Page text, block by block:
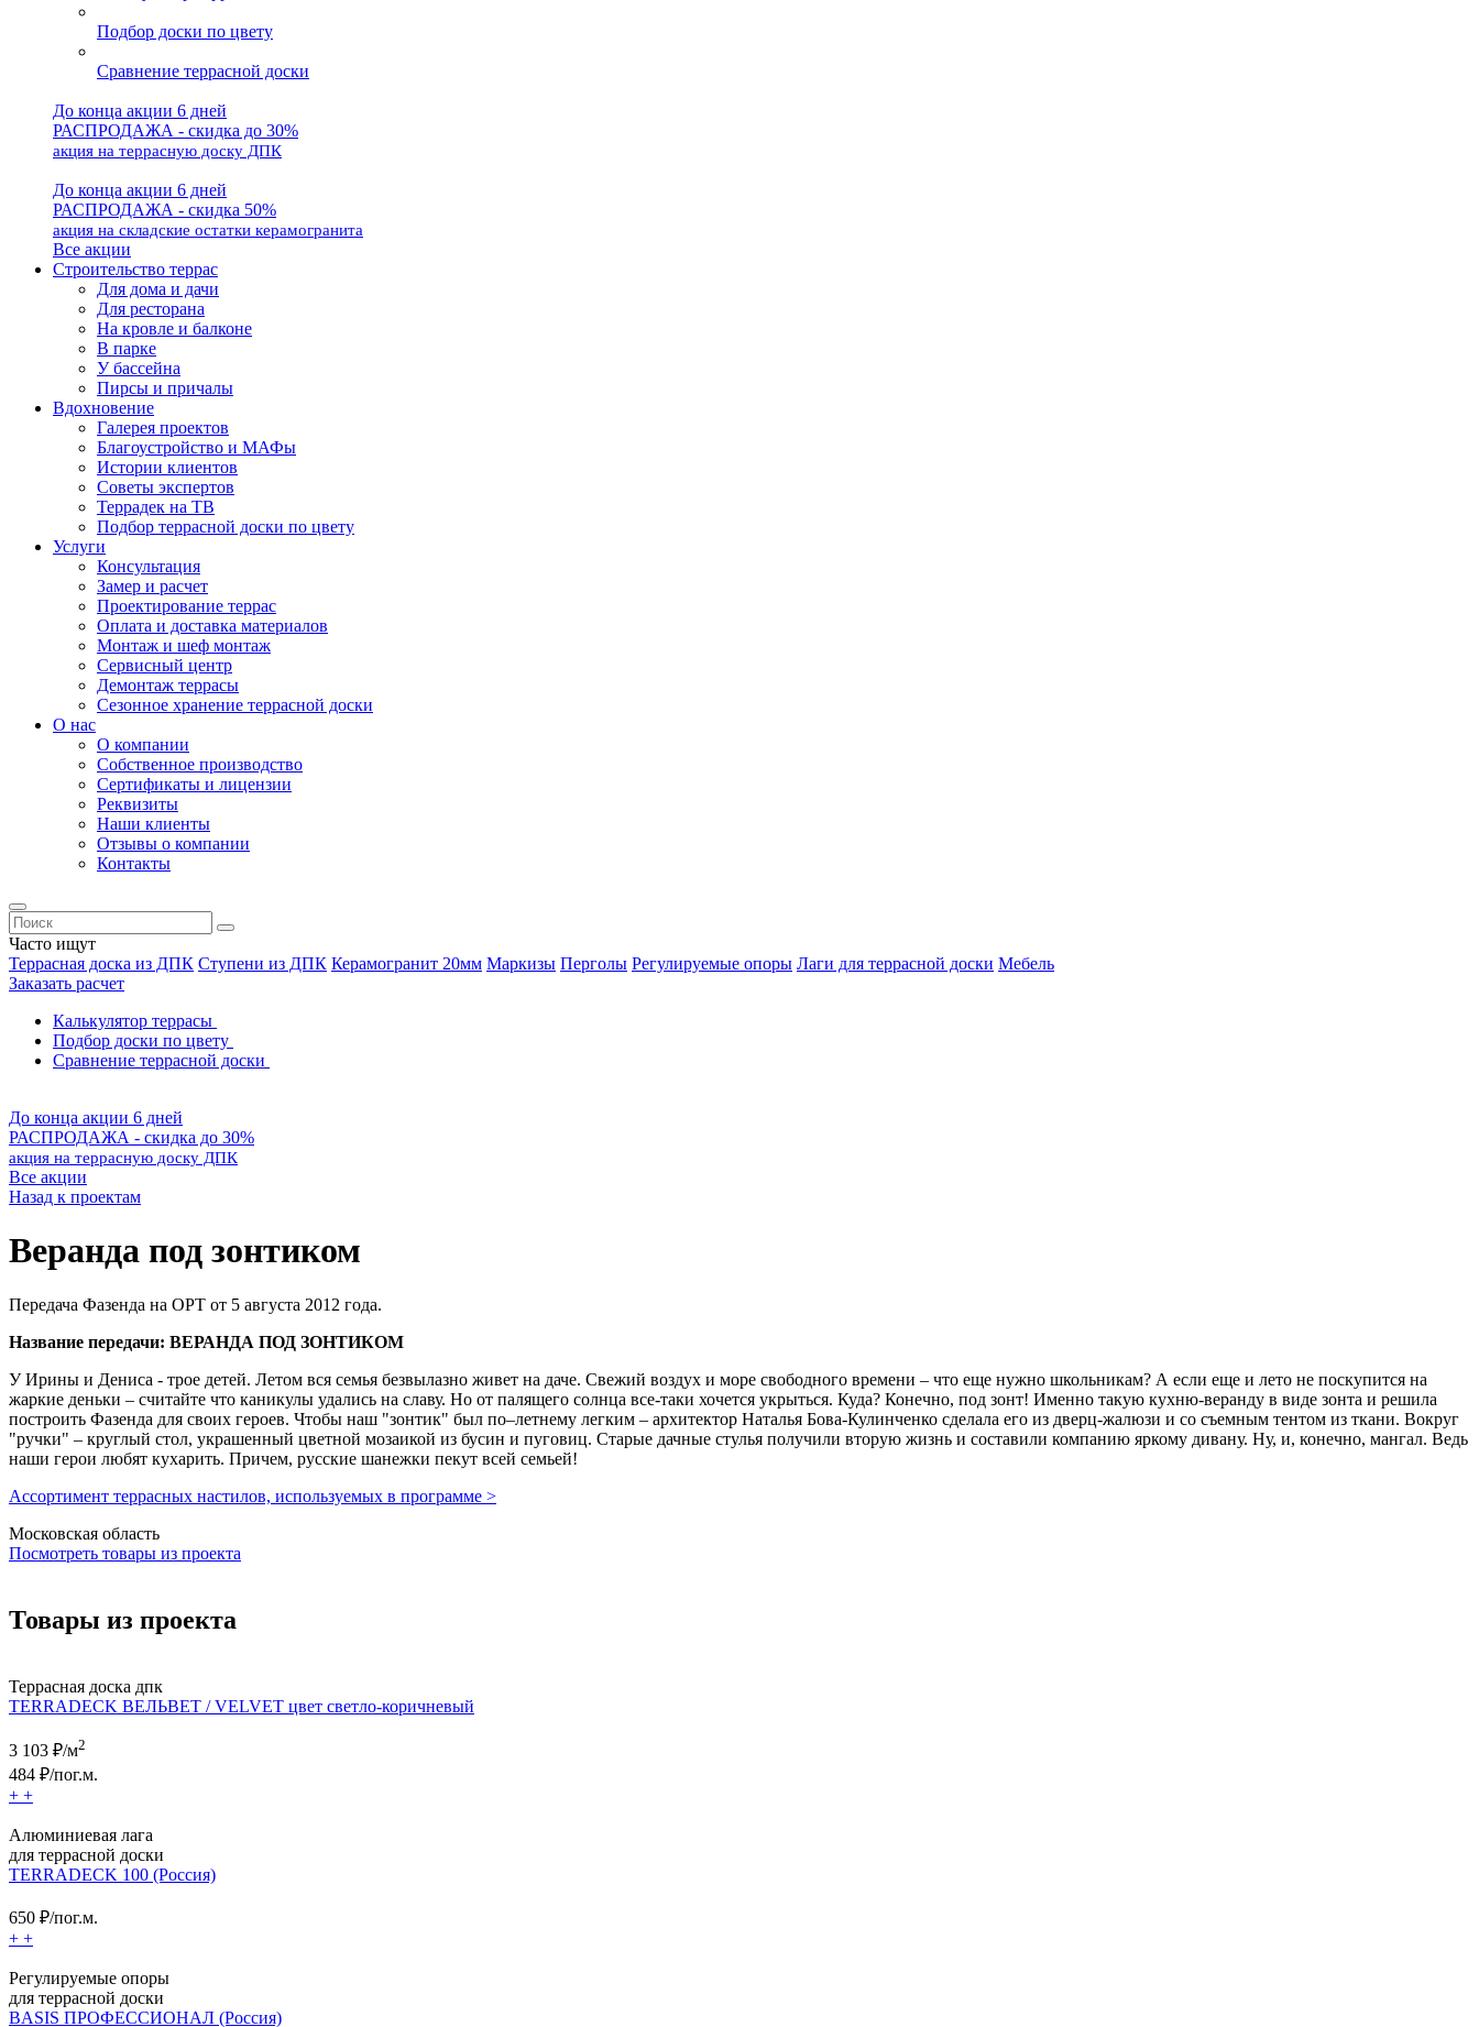
Подбор доски по цвету
Сравнение террасной доски
До конца акции 6 дней
РАСПРОДАЖА - скидка до 30%
акция на террасную доску ДПК
До конца акции 6 дней
РАСПРОДАЖА - скидка 50%
акция на складские остатки керамогранита
Все акции
Строительство террас
Для дома и дачи
Для ресторана
На кровле и балконе
В парке
У бассейна
Пирсы и причалы
Вдохновение
Галерея проектов
Благоустройство и МАФы
Истории клиентов
Советы экспертов
Террадек на ТВ
Подбор террасной доски по цвету
Услуги
Консультация
Замер и расчет
Проектирование террас
Оплата и доставка материалов
Монтаж и шеф монтаж
Сервисный центр
Демонтаж террасы
Сезонное хранение террасной доски
О нас
О компании
Собственное производство
Сертификаты и лицензии
Реквизиты
Наши клиенты
Отзывы о компании
Контакты
Часто ищут
Террасная доска из ДПК Ступени из ДПК Керамогранит 20мм Маркизы Перголы Регулируемые опоры Лаги для террасной доски Мебель
Заказать расчет
Калькулятор террасы
Подбор доски по цвету
Сравнение террасной доски
До конца акции 6 дней
РАСПРОДАЖА - скидка до 30%
акция на террасную доску ДПК
Все акции
Назад к проектам
Веранда под зонтиком
Передача Фазенда на ОРТ от 5 августа 2012 года.
Название передачи: ВЕРАНДА ПОД ЗОНТИКОМ
У Ирины и Дениса - трое детей. Летом вся семья безвылазно живет на даче. Свежий воздух и море свободного времени – что еще нужно школьникам? А если еще и лето не поскупится на
жаркие деньки – считайте что каникулы удались на славу. Но от палящего солнца все-таки хочется укрыться. Куда? Конечно, под зонт! Именно такую кухню-веранду в виде зонта и решила
построить Фазенда для своих героев. Чтобы наш "зонтик" был по–летнему легким – архитектор Наталья Бова-Кулинченко сделала его из дверц-жалюзи и со съемным тентом из ткани. Вокруг
"ручки" – круглый стол, украшенный цветной мозаикой из бусин и пуговиц. Старые дачные стулья получили вторую жизнь и составили компанию яркому дивану. Ну, и, конечно, мангал. Ведь
наши герои любят кухарить. Причем, русские шанежки пекут всей семьей!
Ассортимент террасных настилов, используемых в программе >
Московская область
Посмотреть товары из проекта
Товары из проекта
Террасная доска дпк
TERRADECK ВЕЛЬВЕТ / VELVET цвет светло-коричневый
3 103 ₽/м2
484 ₽/пог.м.
+ +
Алюминиевая лага
для террасной доски
TERRADECK 100 (Россия)
650 ₽/пог.м.
+ +
Регулируемые опоры
для террасной доски
BASIS ПРОФЕССИОНАЛ (Россия)